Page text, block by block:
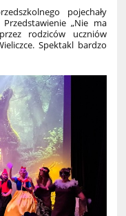
pojechały
„Nie ma
rodziców uczniów
Spektakl bardzo